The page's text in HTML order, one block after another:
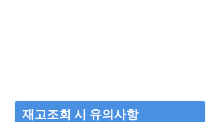
재고조회 시 유의사항